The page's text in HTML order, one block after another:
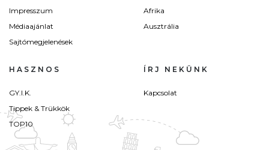
Impresszum
Médiaajánlat
Sajtómegjelenések
Afrika
Ausztrália
HASZNOS
GY.I.K.
Tippek & Trükkök
TOP10
ÍRJ NEKÜNK
Kapcsolat